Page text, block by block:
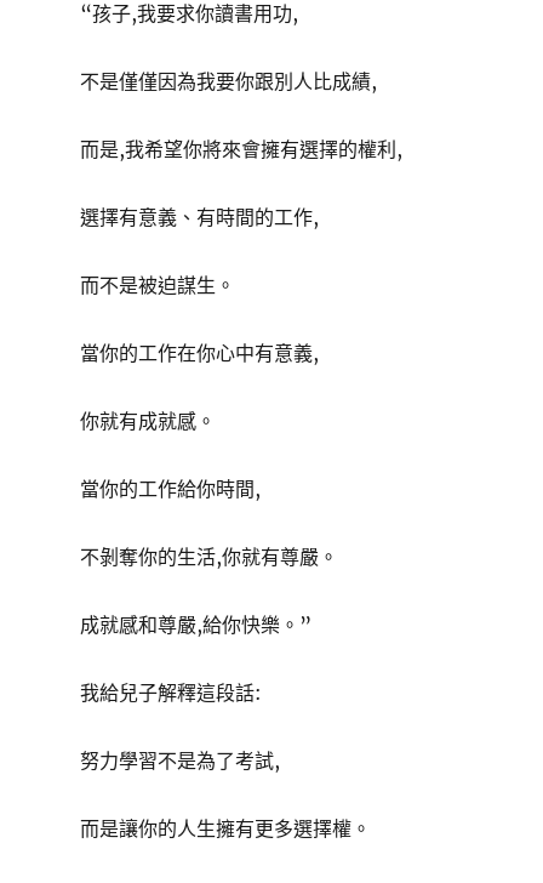
“孩子,我要求你讀書用功,
不是僅僅因為我要你跟別人比成績,
而是,我希望你將來會擁有選擇的權利,
選擇有意義、有時間的工作,
而不是被迫謀生。
當你的工作在你心中有意義,
你就有成就感。
當你的工作給你時間,
不剝奪你的生活,你就有尊嚴。
成就感和尊嚴,給你快樂。”
我給兒子解釋這段話:
努力學習不是為了考試,
而是讓你的人生擁有更多選擇權。